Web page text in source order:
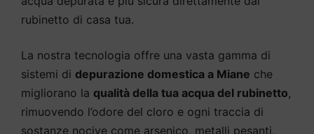
rubinetto di casa tua.
La nostra tecnologia offre una vasta gamma di
sistemi di depurazione domestica a Miane che
migliorano la qualità della tua acqua del rubinetto,
rimuovendo l’odore del cloro e ogni traccia di
sostanze nocive come arsenico, metalli pesanti,